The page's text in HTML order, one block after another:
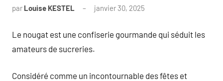
par Louise KESTEL janvier 30, 2025
Le nougat est une confiserie gourmande qui séduit les
amateurs de sucreries.
Considéré comme un incontournable des fêtes et